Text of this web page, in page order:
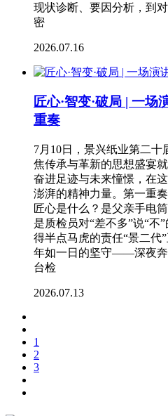
现状诊断、要因分析，到
密
2026.07.16
匠心·智变·破局 | 一
重奏
7月10日，景兴纸业第二
焦传承与革新的思想盛宴
奋进足迹与未来憧憬，在
澎湃的精神力量。第一重
匠心是什么？是父亲手电
是质检员对“差不多”说“不
得半点马虎的责任“景二代
年如一日的坚守——深夜奔
台检
2026.07.13
1
2
3